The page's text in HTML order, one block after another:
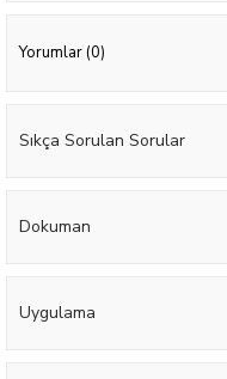
Yorumlar (0)
Sıkça Sorulan Sorular
Dokuman
Uygulama